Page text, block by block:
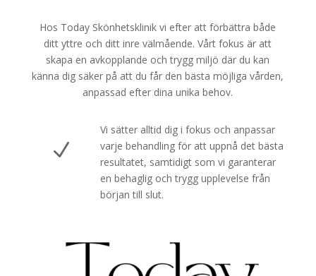
Hos Today Skönhetsklinik vi efter att förbättra både
ditt yttre och ditt inre välmående. Vårt fokus är att
skapa en avkopplande och trygg miljö där du kan
känna dig säker på att du får den bästa möjliga vården,
anpassad efter dina unika behov.
N
Vi sätter alltid dig i fokus och anpassar
varje behandling för att uppnå det bästa
resultatet, samtidigt som vi garanterar
en behaglig och trygg upplevelse från
början till slut.